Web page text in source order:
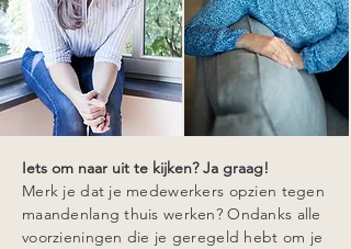
Iets om naar uit te kijken? Ja graag!
Merk je dat je medewerkers opzien tegen
maandenlang thuis werken? Ondanks alle
voorzieningen die je geregeld hebt om je